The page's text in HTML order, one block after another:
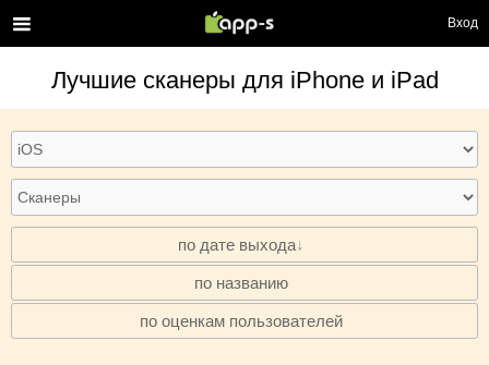
Вход
Лучшие сканеры для iPhone и iPad
по дате выхода
· по названию
· по оценкам пользователей